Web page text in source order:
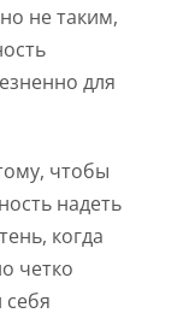
не таким,
для
чтобы
надеть
когда
четко
себя